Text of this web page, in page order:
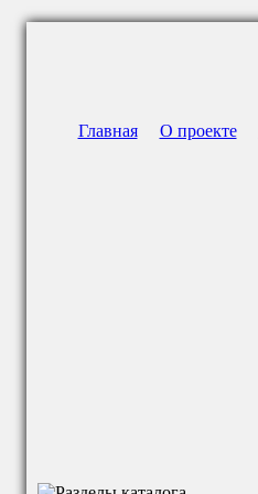
Главная О проекте